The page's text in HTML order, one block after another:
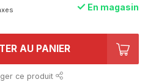
En magasin
AU PANIER
ce produit